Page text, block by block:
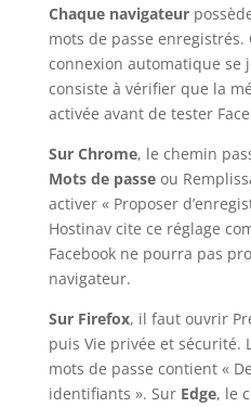
Chaque navigateur
mots de passe enregistrés.
connexion automatique se
consiste à vérifier que la
activée avant de tester
Sur Chrome, le chemin
Mots de passeou
activer « Proposer
Hostinav cite ce réglage
Facebook ne pourra pas
navigateur.
Sur Firefox, il faut ouvrir
puis Vie privée et
mots de passe contient «
identifiants ». Sur Edge, le